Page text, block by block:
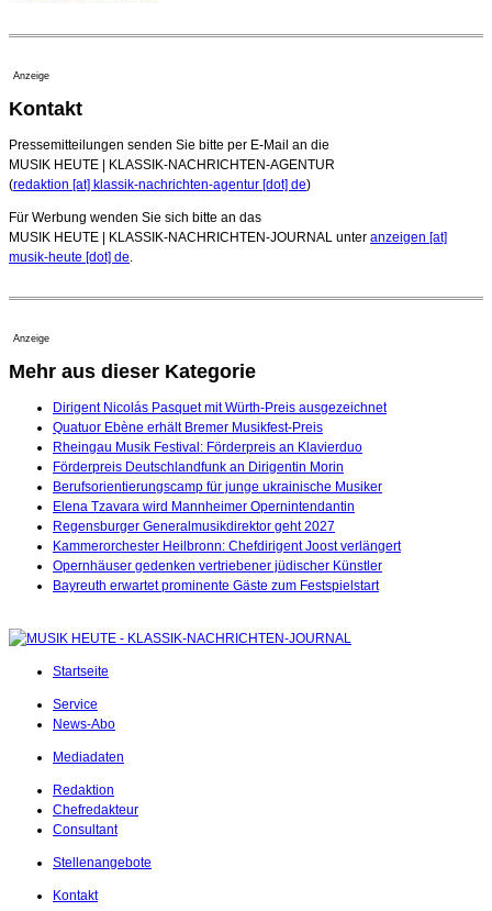
Anzeige
Kontakt
Pressemitteilungen senden Sie bitte per E-Mail an die
MUSIK HEUTE | KLASSIK-NACHRICHTEN-AGENTUR
(redaktion [at] klassik-nachrichten-agentur [dot] de)
Für Werbung wenden Sie sich bitte an das
MUSIK HEUTE | KLASSIK-NACHRICHTEN-JOURNAL unter anzeigen [at]
musik-heute [dot] de
Anzeige
Mehr aus dieser Kategorie
Dirigent Nicolás Pasquet mit Würth-Preis ausgezeichnet
Quatuor Ebène erhält Bremer Musikfest-Preis
Rheingau Musik Festival: Förderpreis an Klavierduo
Förderpreis Deutschlandfunk an Dirigentin Morin
Berufsorientierungscamp für junge ukrainische Musiker
Elena Tzavara wird Mannheimer Opernintendantin
Regensburger Generalmusikdirektor geht 2027
Kammerorchester Heilbronn: Chefdirigent Joost verlängert
Opernhäuser gedenken vertriebener jüdischer Künstler
Bayreuth erwartet prominente Gäste zum Festspielstart
Startseite
Service
News-Abo
Mediadaten
Redaktion
Chefredakteur
Consultant
Stellenangebote
Kontakt